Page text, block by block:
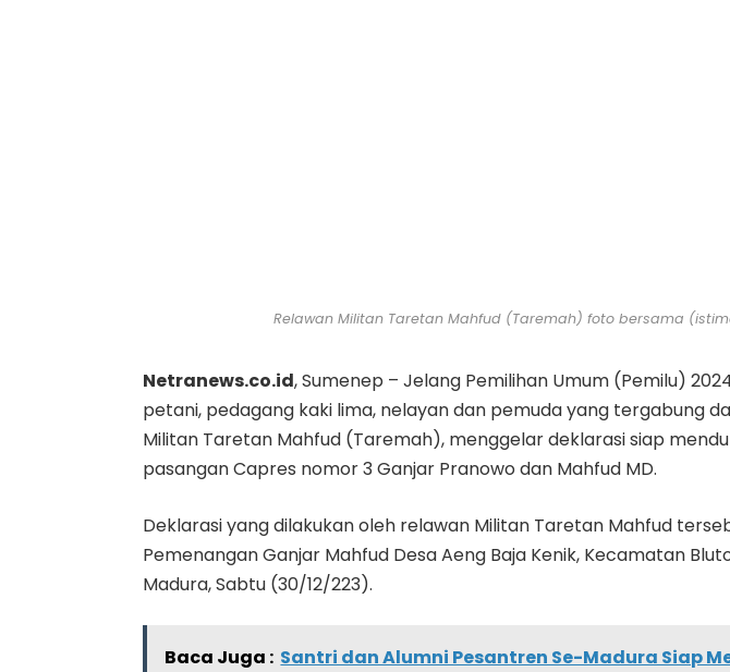
Relawan Militan Taretan Mahfud (Taremah) foto bersama
Netranews.co.id, Sumenep – Jelang Pemilihan Umum (Pemilu)
petani, pedagang kaki lima, nelayan dan pemuda yang tergabung
Militan Taretan Mahfud (Taremah), menggelar deklarasi siap
pasangan Capres nomor 3 Ganjar Pranowo dan Mahfud MD.
Deklarasi yang dilakukan oleh relawan Militan Taretan Mahfud
Pemenangan Ganjar Mahfud Desa Aeng Baja Kenik, Kecamatan
Madura, Sabtu (30/12/223).
Baca Juga : Santri dan Alumni Pesantren Se-Madura Siap